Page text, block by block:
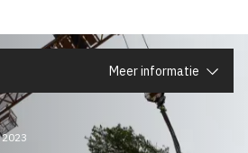
Meer informatie